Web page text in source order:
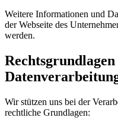
Weitere Informationen und
der Webseite des
werden.
Wir stützen uns bei der
rechtliche Grundlagen: